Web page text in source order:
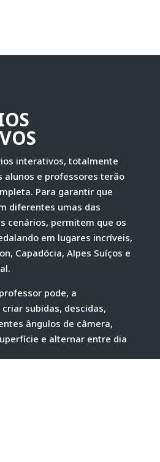
interativos, totalmente
alunos e professores terão
Para garantir que
diferentes umas das
cenários, permitem que os
em lugares incríveis,
Capadócia, Alpes Suíços e
pode, a
subidas, descidas,
ângulos de câmera,
e alternar entre dia